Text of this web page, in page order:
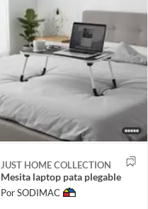
JUST HOME COLLECTION
Mesita laptop pata plegable
Por SODIMAC